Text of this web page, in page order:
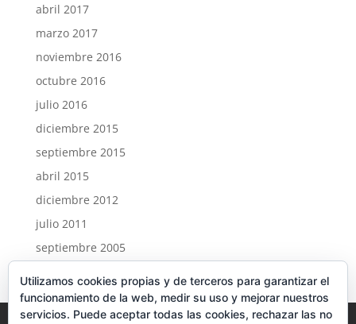
abril 2017
marzo 2017
noviembre 2016
octubre 2016
julio 2016
diciembre 2015
septiembre 2015
abril 2015
diciembre 2012
julio 2011
septiembre 2005
Utilizamos cookies propias y de terceros para garantizar el
funcionamiento de la web, medir su uso y mejorar nuestros
servicios. Puede aceptar todas las cookies, rechazar las no